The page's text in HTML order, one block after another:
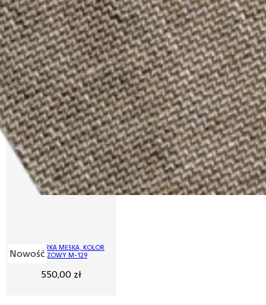
Nowość
MARYNARKA MĘSKA, KOLOR
BRĄZOWY M-129
550,00 zł